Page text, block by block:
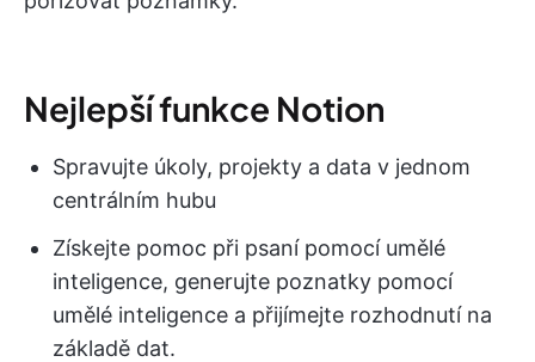
Nejlepší funkce Notion
Spravujte úkoly, projekty a data v jednom
centrálním hubu
Získejte pomoc při psaní pomocí umělé
inteligence, generujte poznatky pomocí
umělé inteligence a přijímejte rozhodnutí na
základě dat.